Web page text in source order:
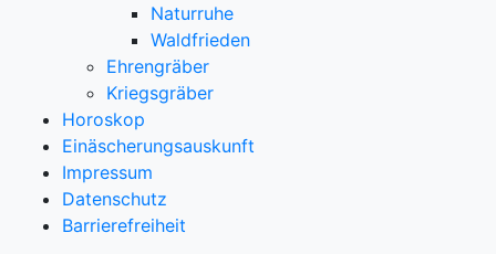
Naturruhe
Waldfrieden
Ehrengräber
Kriegsgräber
Horoskop
Einäscherungsauskunft
Impressum
Datenschutz
Barrierefreiheit